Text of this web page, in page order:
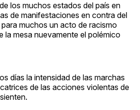
los muchos estados del país en
de manifestaciones en contra del
muchos un acto de racismo
la mesa nuevamente el polémico
días la intensidad de las marchas
de las acciones violentas de